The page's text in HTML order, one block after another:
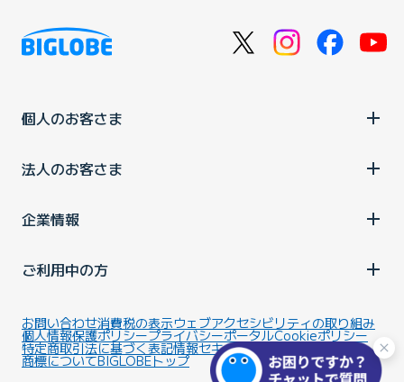
個人のお客さま
法人のお客さま
企業情報
ご利用中の方
お問い合わせ消費税の表示ウェブアクセシビリティの取り組み
個人情報保護ポリシープライバシーポータルCookieポリシー
特定商取引法に基づく表記情報セキュリティ基本方針
商標についてBIGLOBEトップ